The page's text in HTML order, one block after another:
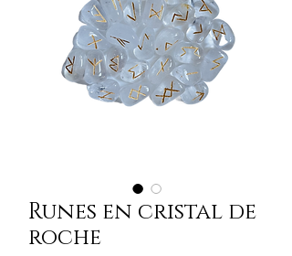
Runes en cristal de
roche